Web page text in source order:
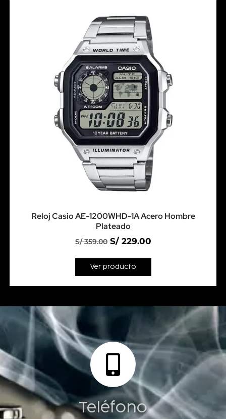
Reloj Casio AE-1200WHD-1A Acero Hombre
Plateado
S/359.00 S/229.00
Ver producto
Teléfono